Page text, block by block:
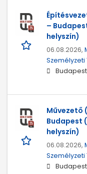
–
helyszín)
06.08.2026,
Személyzeti
Budapest
Művezető
Budapest
helyszín)
06.08.2026,
Személyzeti
Budapest